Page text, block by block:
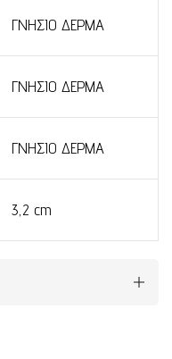
ΓΝΗΣΙΟ ΔΕΡΜΑ
ΓΝΗΣΙΟ ΔΕΡΜΑ
ΓΝΗΣΙΟ ΔΕΡΜΑ
3,2 cm